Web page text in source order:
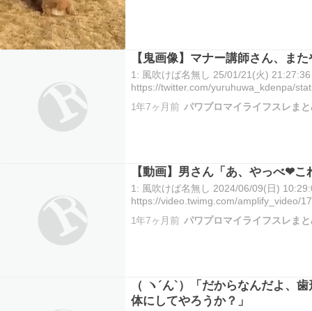
【鬼画像】マナー講師さん、ま
1: 風吹けば名無し 25/01/21(火)
https://twitter.com/yuruhuwa_kdenpa/
読む
1年7ヶ月前 パワプロマイライフスレま
【動画】男さん「あ、やっべ❤
1: 風吹けば名無し 2024/06/09(日)
https://video.twimg.com/amplify_video/
1年7ヶ月前 パワプロマイライフスレま
（ ヽ´ん`）「だからなんだよ、
体にしてやろうか？」